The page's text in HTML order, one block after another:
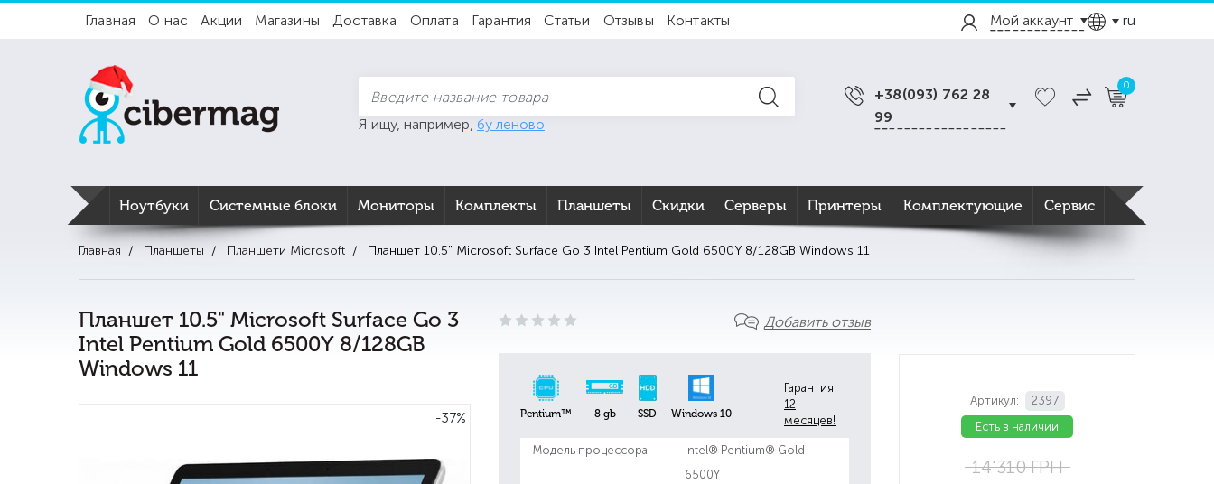
Главная О нас Акции Магазины Доставка Оплата Гарантия Статьи Отзывы Контакты Мой аккаунт ru
Я ищу, например, бу леново
+38(093) 762 28
99
0
Ноутбуки Системные блоки Мониторы Комплекты Планшеты Скидки Серверы Принтеры Комплектующие Сервис
Главная Планшеты Планшети Microsoft Планшет 10.5" Microsoft Surface Go 3 Intel Pentium Gold 6500Y 8/128GB Windows 11
Планшет 10.5" Microsoft Surface Go 3
Intel Pentium Gold 6500Y 8/128GB
Windows 11
-37%
Добавить отзыв
Pentium™ 8 gb SSD Windows 10
Гарантия
12
месяцев!
Модель процессора:
Intel® Pentium® Gold
6500Y
Артикул:
2397
Есть в наличии
14'310 ГРН